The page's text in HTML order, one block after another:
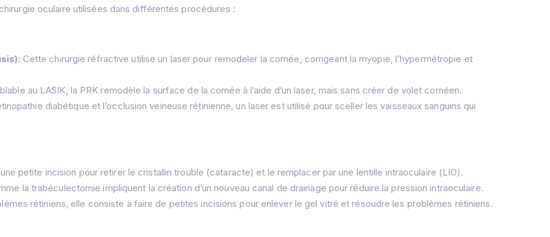
oculaire utilisées dans différentes procédures :
Cette chirurgie réfractive utilise un laser pour remodeler la cornée, corrigeant la myopie, l’hypermétropie et
au LASIK, la PRK remodèle la surface de la cornée à l’aide d’un laser, mais sans créer de volet cornéen.
diabétique et l’occlusion veineuse rétinienne, un laser est utilisé pour sceller les vaisseaux sanguins qui
petite incision pour retirer le cristallin trouble (cataracte) et le remplacer par une lentille intraoculaire (LIO).
la trabéculectomie impliquent la création d’un nouveau canal de drainage pour réduire la pression intraoculaire.
rétiniens, elle consiste à faire de petites incisions pour enlever le gel vitré et résoudre les problèmes rétiniens.